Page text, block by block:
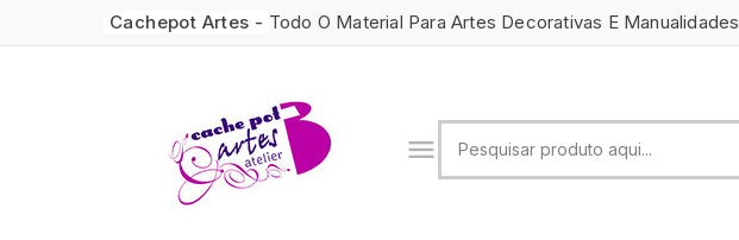
Cachepot Artes - Todo O Material Para Artes Decorativas E Manualidades
